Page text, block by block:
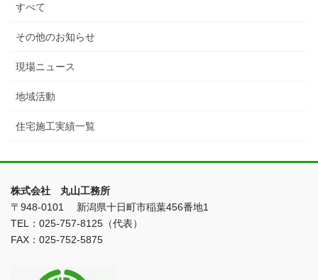
すべて
その他のお知らせ
現場ニュース
地域活動
住宅施工実績一覧
株式会社 丸山工務所
〒948-0101 新潟県十日町市稲葉456番地1
TEL：025-757-8125（代表）
FAX：025-752-5875